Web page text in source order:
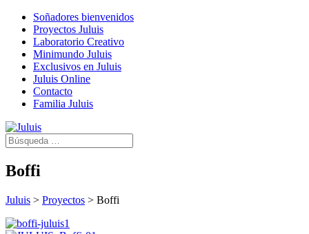
Soñadores bienvenidos
Proyectos Juluis
Laboratorio Creativo
Minimundo Juluis
Exclusivos en Juluis
Juluis Online
Contacto
Familia Juluis
Boffi
Juluis > Proyectos > Boffi